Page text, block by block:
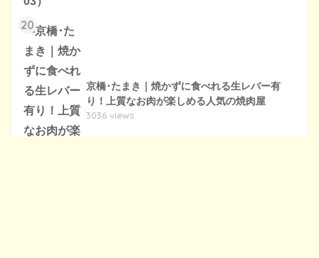
20
京橋･たまき｜焼かずに食べれる生レバー有
り！上質なお肉が楽しめる人気の焼肉屋
3036 views